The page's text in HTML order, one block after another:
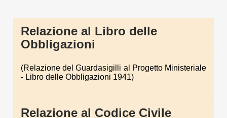
Relazione al Libro delle
Obbligazioni
(Relazione del Guardasigilli al Progetto Ministeriale
- Libro delle Obbligazioni 1941)
Relazione al Codice Civile